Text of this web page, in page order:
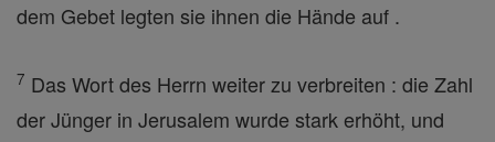
dem Gebet legten sie ihnen die Hände auf .
7 Das Wort des Herrn weiter zu verbreiten : die Zahl
der Jünger in Jerusalem wurde stark erhöht, und